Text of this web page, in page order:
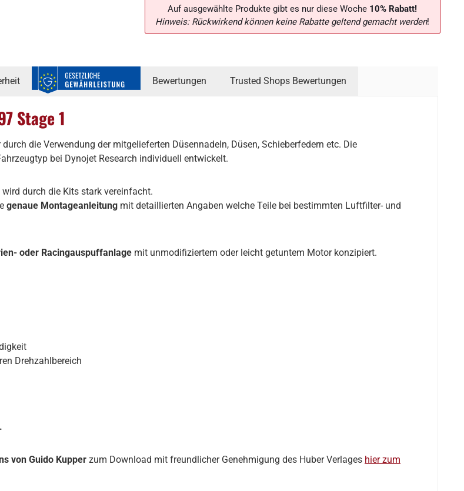
Auf ausgewählte Produkte gibt es nur diese Woche 10% Rabatt!
Hinweis: Rückwirkend können keine Rabatte geltend gemacht werden!
Bewertungen Trusted Shops Bewertungen
Stage 1
die Verwendung der mitgelieferten Düsennadeln, Düsen, Schieberfedern etc. Die
bei Dynojet Research individuell entwickelt.
durch die Kits stark vereinfacht.
genaue Montageanleitung mit detaillierten Angaben welche Teile bei bestimmten Luftfilter- und
oder Racingauspuffanlage mit unmodifiziertem oder leicht getuntem Motor konzipiert.
Drehzahlbereich
von Guido Kupper zum Download mit freundlicher Genehmigung des Huber Verlages hier zum